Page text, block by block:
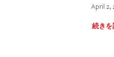
April 2,
続き